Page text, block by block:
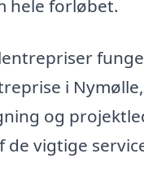
hele forløbet.
i
og
de vigtige